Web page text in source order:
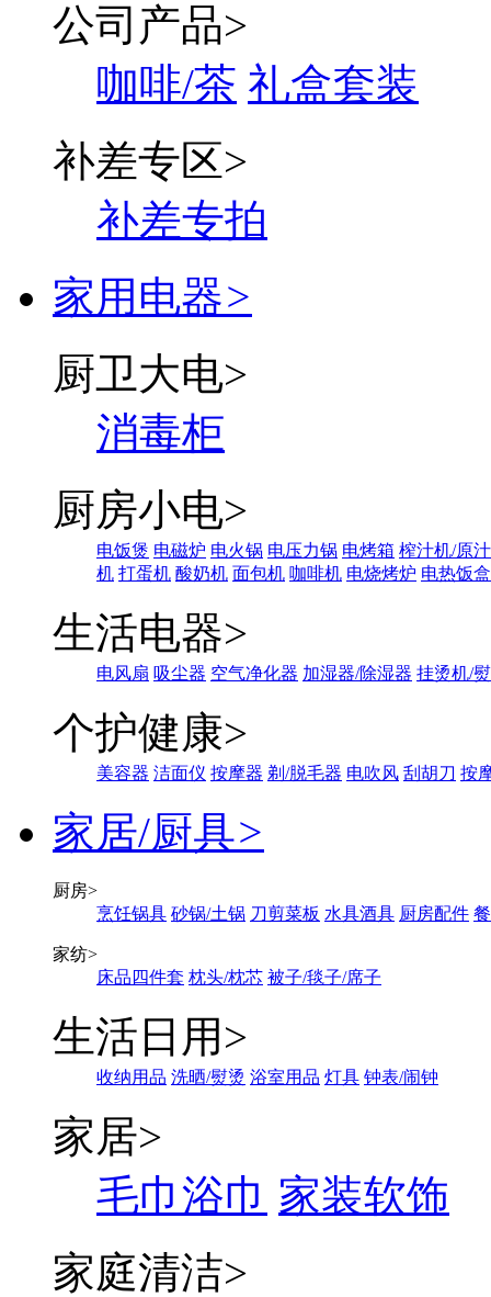
公司产品>
咖啡/茶 礼盒套装
补差专区>
补差专拍
家用电器>
厨卫大电>
消毒柜
厨房小电>
电饭煲 电磁炉 电火锅 电压力锅 电烤箱 榨汁机/原
机 打蛋机 酸奶机 面包机 咖啡机 电烧烤炉 电热饭盒
生活电器>
电风扇 吸尘器 空气净化器 加湿器/除湿器 挂烫机/
个护健康>
美容器 洁面仪 按摩器 剃/脱毛器 电吹风 刮胡刀 按
家居/厨具>
厨房>
烹饪锅具 砂锅/土锅 刀剪菜板 水具酒具 厨房配件
家纺>
床品四件套 枕头/枕芯 被子/毯子/席子
生活日用 >
收纳用品 洗晒/熨烫 浴室用品 灯具 钟表/闹钟
家居>
毛巾浴巾 家装软饰
家庭清洁>